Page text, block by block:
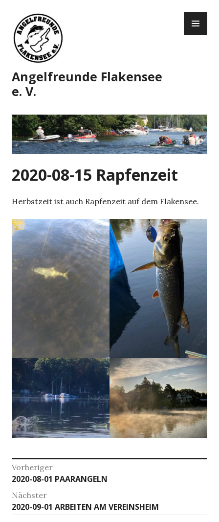
Inhalt
springen
Angelfreunde Flakensee
e. V.
2020-08-15 Rapfenzeit
Herbstzeit ist auch Rapfenzeit auf dem Flakensee.
Beitragsnavigation
Vorheriger
Vorheriger
Beitrag:
2020-08-01 PAARANGELN
Nächster
Nächster
Beitrag:
2020-09-01 ARBEITEN AM VEREINSHEIM